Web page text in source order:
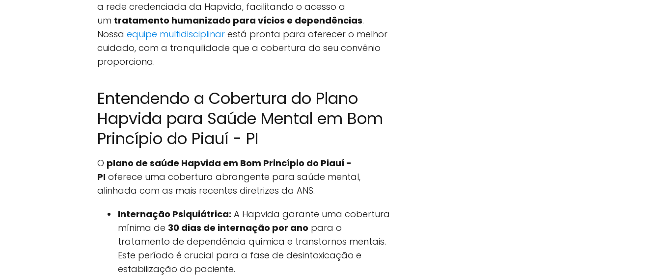
a rede credenciada da Hapvida, facilitando o acesso a
um tratamento humanizado para vícios e dependências.
Nossa equipe multidisciplinar está pronta para oferecer o melhor
cuidado, com a tranquilidade que a cobertura do seu convênio
proporciona.
Entendendo a Cobertura do Plano
Hapvida para Saúde Mental em Bom
Princípio do Piauí - PI
O plano de saúde Hapvida em Bom Princípio do Piauí -
PI oferece uma cobertura abrangente para saúde mental,
alinhada com as mais recentes diretrizes da ANS.
Internação Psiquiátrica: A Hapvida garante uma cobertura
mínima de 30 dias de internação por ano para o
tratamento de dependência química e transtornos mentais.
Este período é crucial para a fase de desintoxicação e
estabilização do paciente.